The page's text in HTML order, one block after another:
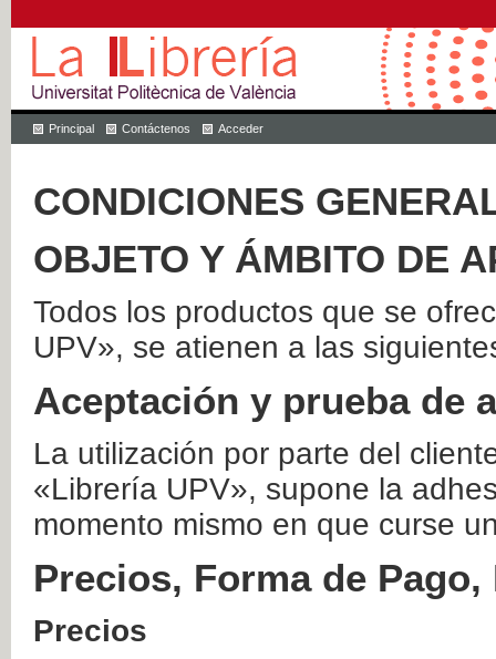
Principal Contáctenos Acceder
CONDICIONES
OBJETO Y ÁMBITO DE
Todos los productos que se
UPV», se atienen a las
Aceptación y prueba de
La utilización por parte del
«Librería UPV», supone la
momento mismo en que curse
Precios, Forma de
Precios